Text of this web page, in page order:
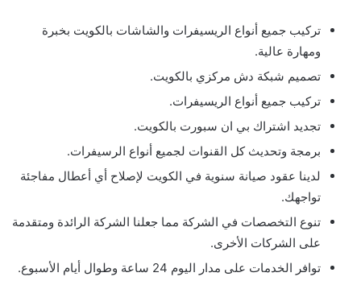
تركيب جميع أنواع الريسيفرات والشاشات بالكويت بخبرة
ومهارة عالية.
تصميم شبكة دش مركزي بالكويت.
تركيب جميع أنواع الريسيفرات.
تجديد اشتراك بي ان سبورت بالكويت.
برمجة وتحديث كل القنوات لجميع أنواع الرسيفرات.
لدينا عقود صيانة سنوية في الكويت لإصلاح أي أعطال مفاجئة
تواجهك.
تنوع التخصصات في الشركة مما جعلنا الشركة الرائدة ومتقدمة
على الشركات الأخرى.
توافر الخدمات على مدار اليوم 24 ساعة وطوال أيام الأسبوع.